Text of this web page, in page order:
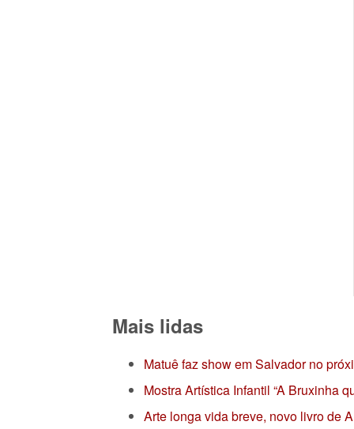
Mais lidas
Matuê faz show em Salvador no
Mostra Artística Infantil “A Bruxinha
Arte longa vida breve, novo livro de